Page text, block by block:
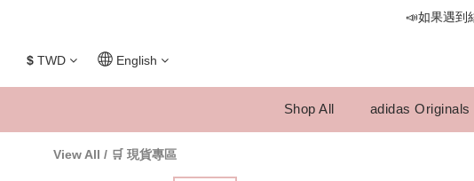
📣如果遇到
📣如果遇到
📣如果遇到
$ TWD English
Shop All adidas Originals
View All / 🛒 現貨專區